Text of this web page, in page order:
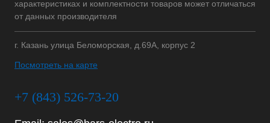
характеристиках и комплектности товаров может отличаться
от данных производителя
г. Казань улица Беломорская, д.69А, корпус 2
Посмотреть на карте
+7 (843) 526-73-20